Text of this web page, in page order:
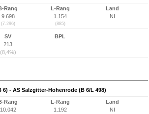
Rang
9.698
(7.296)
L-Rang
1.154
(885)
Land
NI
SV
213
(8,4%)
BPL
6) - AS Salzgitter-Hohenrode (B 6/L 498)
Rang
10.042
L-Rang
1.192
Land
NI